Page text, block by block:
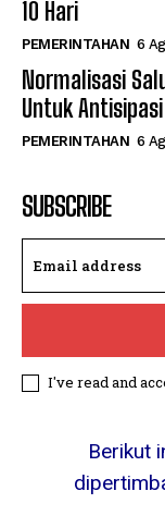
10 Hari
PEMERINTAHAN 6
Normalisasi
Untuk
PEMERINTAHAN 6
SUBSCRIBE
I've read and
Berikut